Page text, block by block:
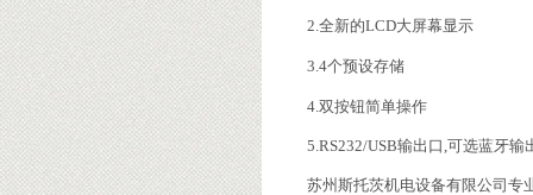
2.全新的LCD大屏幕显示
3.4个预设存储
4.双按钮简单操作
5.RS232/USB输出口,可选蓝牙输
苏州斯托茨机电设备有限公司专